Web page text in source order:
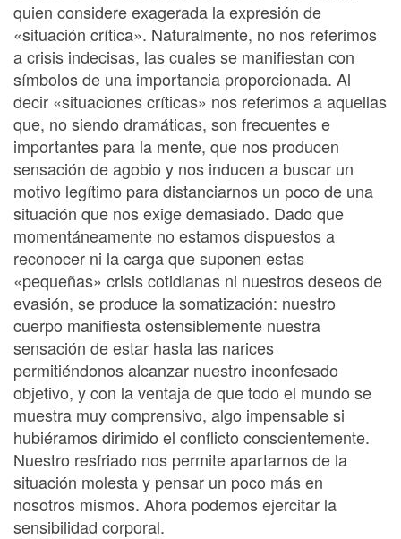
quien considere exagerada la expresión de
«situación crítica». Naturalmente, no nos referimos
a crisis indecisas, las cuales se manifiestan con
símbolos de una importancia proporcionada. Al
decir «situaciones críticas» nos referimos a aquellas
que, no siendo dramáticas, son frecuentes e
importantes para la mente, que nos producen
sensación de agobio y nos inducen a buscar un
motivo legítimo para distanciarnos un poco de una
situación que nos exige demasiado. Dado que
momentáneamente no estamos dispuestos a
reconocer ni la carga que suponen estas
«pequeñas» crisis cotidianas ni nuestros deseos de
evasión, se produce la somatización: nuestro
cuerpo manifiesta ostensiblemente nuestra
sensación de estar hasta las narices
permitiéndonos alcanzar nuestro inconfesado
objetivo, y con la ventaja de que todo el mundo se
muestra muy comprensivo, algo impensable si
hubiéramos dirimido el conflicto conscientemente.
Nuestro resfriado nos permite apartarnos de la
situación molesta y pensar un poco más en
nosotros mismos. Ahora podemos ejercitar la
sensibilidad corporal.